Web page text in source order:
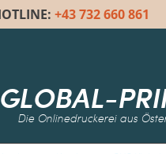
+43 732 660 861
GLOBAL-
Die Onlinedruckerei aus